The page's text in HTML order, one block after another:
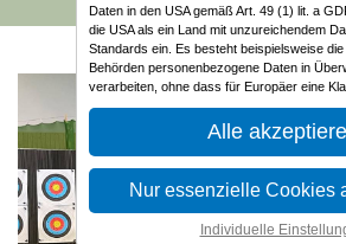
Daten in den USA gemäß Art. 49 (1) lit. a
die USA als ein Land mit unzureichendem
Standards ein. Es besteht beispielsweise
Behörden personenbezogene Daten in
verarbeiten, ohne dass für Europäer eine
Alle
Nur essenzielle Cookies
Individuelle